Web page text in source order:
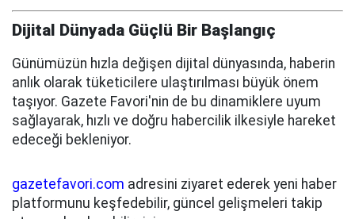
Dijital Dünyada Güçlü Bir Başlangıç
Günümüzün hızla değişen dijital dünyasında, haberin
anlık olarak tüketicilere ulaştırılması büyük önem
taşıyor. Gazete Favori'nin de bu dinamiklere uyum
sağlayarak, hızlı ve doğru habercilik ilkesiyle hareket
edeceği bekleniyor.
gazetefavori.com adresini ziyaret ederek yeni haber
platformunu keşfedebilir, güncel gelişmeleri takip